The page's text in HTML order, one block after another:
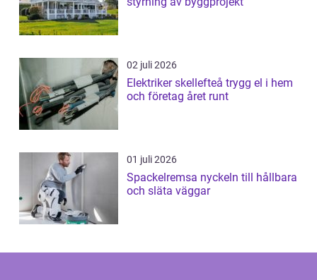
02 juli 2026
Elektriker skellefteå trygg el i hem
och företag året runt
01 juli 2026
Spackelremsa nyckeln till hållbara
och släta väggar